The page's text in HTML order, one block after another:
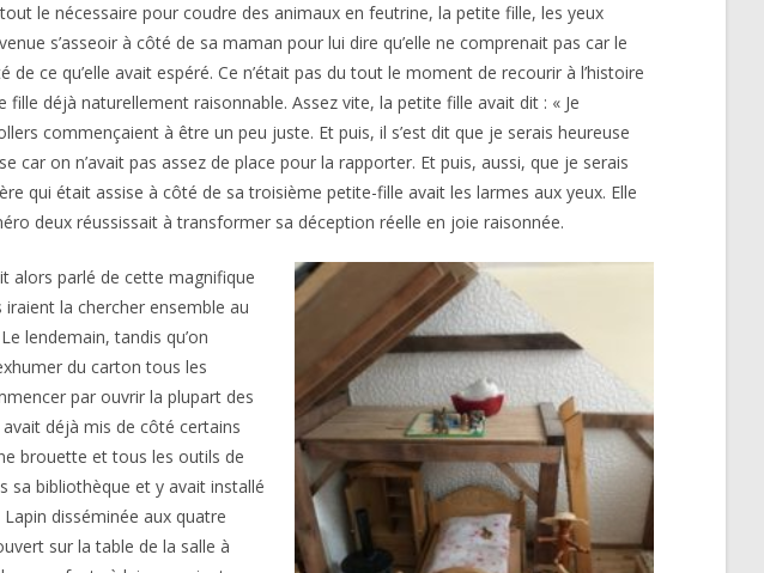
le nécessaire pour coudre des animaux en feutrine, la petite fille, les yeux
s’asseoir à côté de sa maman pour lui dire qu’elle ne comprenait pas car le
ce qu’elle avait espéré. Ce n’était pas du tout le moment de recourir à l’histoire
déjà naturellement raisonnable. Assez vite, la petite fille avait dit : « Je
commençaient à être un peu juste. Et puis, il s’est dit que je serais heureuse
car on n’avait pas assez de place pour la rapporter. Et puis, aussi, que je serais
qui était assise à côté de sa troisième petite-fille avait les larmes aux yeux. Elle
deux réussissait à transformer sa déception réelle en joie raisonnée.
alors parlé de cette magnifique
la chercher ensemble au
lendemain, tandis qu’on
du carton tous les
par ouvrir la plupart des
déjà mis de côté certains
brouette et tous les outils de
sa bibliothèque et y avait installé
disséminée aux quatre
sur la table de la salle à